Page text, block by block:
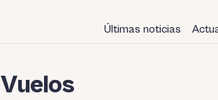
Últimas noticias
Vuelos